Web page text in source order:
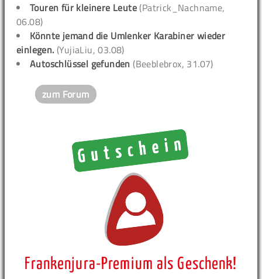
Touren für kleinere Leute (Patrick_Nachname,
06.08)
Könnte jemand die Umlenker Karabiner wieder
einlegen. (YujiaLiu, 03.08)
Autoschlüssel gefunden (Beeblebrox, 31.07)
zum Forum
Frankenjura-Premium als Geschenk!